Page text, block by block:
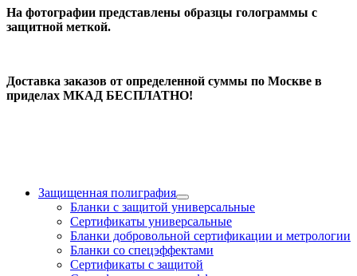
На фотографии представлены образцы голограммы с
защитной меткой.
Доставка заказов от определенной суммы по Москве в
приделах МКАД БЕСПЛАТНО!
Защищенная полиграфия
Бланки с защитой универсальные
Сертификаты универсальные
Бланки добровольной сертификации и метрологии
Бланки со спецэффектами
Сертификаты с защитой